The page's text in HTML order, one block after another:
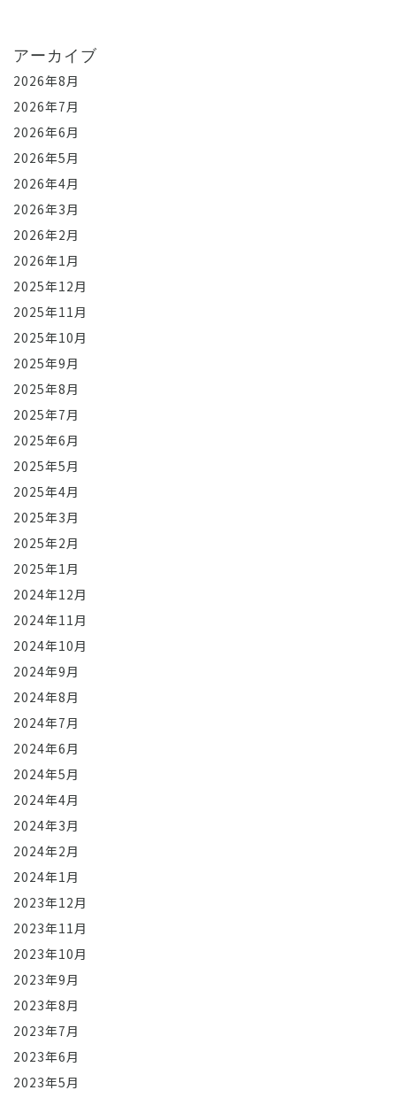
アーカイブ
2026年8月
2026年7月
2026年6月
2026年5月
2026年4月
2026年3月
2026年2月
2026年1月
2025年12月
2025年11月
2025年10月
2025年9月
2025年8月
2025年7月
2025年6月
2025年5月
2025年4月
2025年3月
2025年2月
2025年1月
2024年12月
2024年11月
2024年10月
2024年9月
2024年8月
2024年7月
2024年6月
2024年5月
2024年4月
2024年3月
2024年2月
2024年1月
2023年12月
2023年11月
2023年10月
2023年9月
2023年8月
2023年7月
2023年6月
2023年5月